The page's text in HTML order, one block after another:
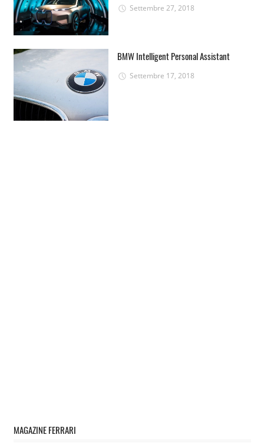
Settembre 27, 2018
BMW Intelligent Personal Assistant
Settembre 17, 2018
MAGAZINE FERRARI